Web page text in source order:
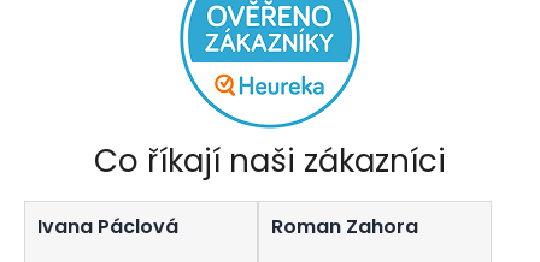
Co říkají naši zákazníci
Ivana Páclová
Roman Zahora